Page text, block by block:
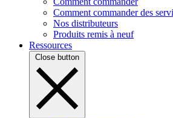
Comment commander des
Nos distributeurs
Produits remis à neuf
Ressources
Close button